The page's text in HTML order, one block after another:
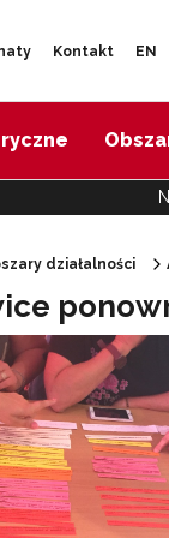
Kontakt EN
zawodowe –
działalności